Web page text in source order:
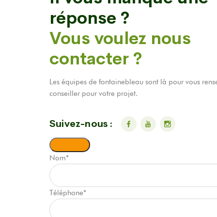
réponse ?
Vous voulez nous
contacter ?
Les équipes de fontainebleau sont là pour vous
conseiller pour votre projet.
Suivez-nous :
Nom*
Téléphone*